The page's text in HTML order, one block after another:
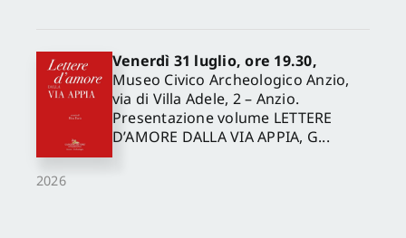
2026
Venerdì 31 luglio, ore 19.30,
Museo Civico Archeologico Anzio,
via di Villa Adele, 2 – Anzio.
Presentazione volume LETTERE
D’AMORE DALLA VIA APPIA, G...